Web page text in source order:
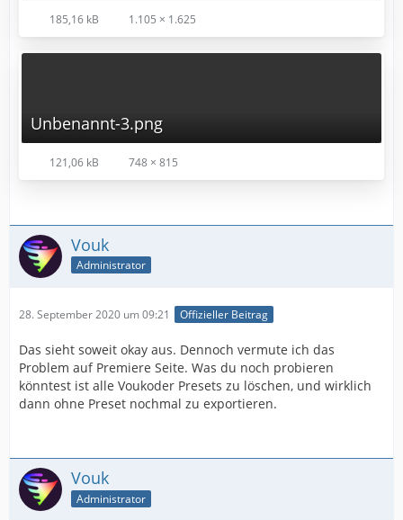
185,16 kB 1.105 × 1.625
Unbenannt-3.png
121,06 kB 748 × 815
Vouk
Administrator
28. September 2020 um 09:21 Offizieller Beitrag
Das sieht soweit okay aus. Dennoch vermute ich das
Problem auf Premiere Seite. Was du noch probieren
könntest ist alle Voukoder Presets zu löschen, und wirklich
dann ohne Preset nochmal zu exportieren.
Vouk
Administrator